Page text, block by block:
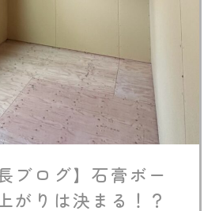
ブログ】石膏ボー
がりは決まる！？